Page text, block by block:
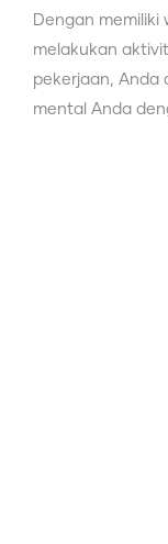
Dengan
melakukan
pekerjaan, Anda
mental Anda